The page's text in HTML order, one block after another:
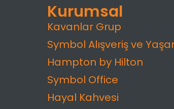
Kurumsal
Kavanlar Grup
Symbol Alışveriş ve
Hampton by Hilton
Symbol Office
Hayal Kahvesi